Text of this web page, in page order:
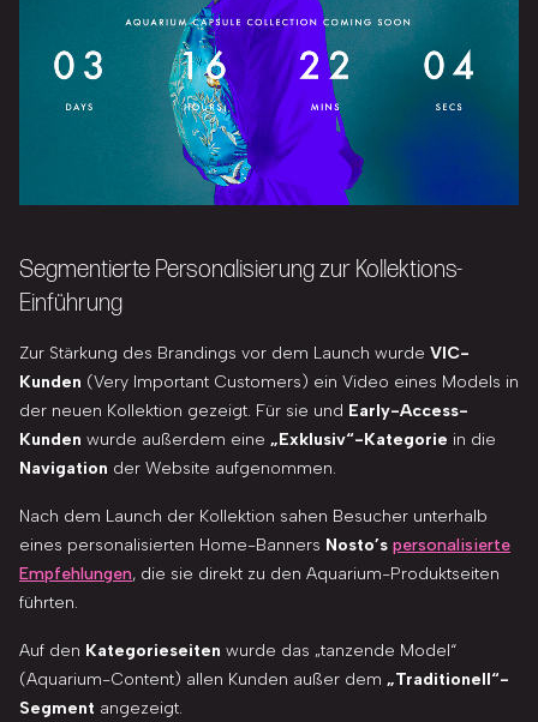
Segmentierte Personalisierung zur Kollektions-
Einführung
Zur Stärkung des Brandings vor dem Launch wurde VIC-
Kunden (Very Important Customers) ein Video eines Models in
der neuen Kollektion gezeigt. Für sie und Early-Access-
Kunden wurde außerdem eine „Exklusiv“-Kategorie in die
Navigation der Website aufgenommen.
Nach dem Launch der Kollektion sahen Besucher unterhalb
eines personalisierten Home-Banners Nosto’s personalisierte
Empfehlungen, die sie direkt zu den Aquarium-Produktseiten
führten.
Auf den Kategorieseiten wurde das „tanzende Model“
(Aquarium-Content) allen Kunden außer dem „Traditionell“-
Segment angezeigt.